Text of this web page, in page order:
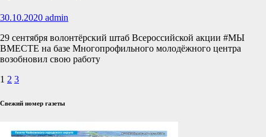
30.10.2020 admin
29 сентября волонтёрский штаб Всероссийской акции #МЫ
ВМЕСТЕ на базе Многопрофильного молодёжного центра
возобновил свою работу
Пагинация
записей
1 2 3
Свежий номер газеты